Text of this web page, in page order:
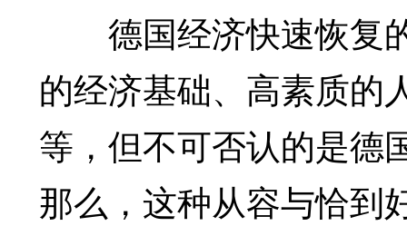
德国经济快速恢复
的经济基础、高素质的
等，但不可否认的是德
那么，这种从容与恰到